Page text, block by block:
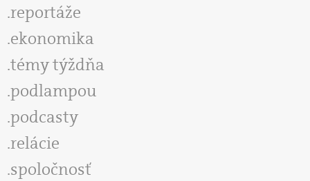
reportáže
ekonomika
témy týždňa
podlampou
podcasty
relácie
spoločnosť